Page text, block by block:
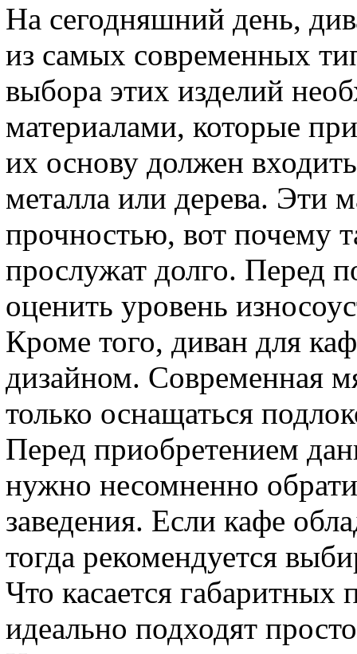
На сегодняшний день,
из самых современных
выбора этих изделий
материалами, которые
их основу должен
металла или дерева. Эти
прочностью, вот почему
прослужат долго. Перед
оценить уровень
Кроме того, диван для
дизайном. Современная
только оснащаться
Перед приобретением
нужно несомненно
заведения. Если кафе
тогда рекомендуется
Что касается
идеально подходят